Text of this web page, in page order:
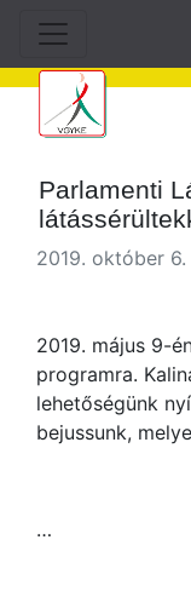
Parlamenti
2019. október 6.
2019. május 9-
programra.
lehetőségünk
bejussunk,
…